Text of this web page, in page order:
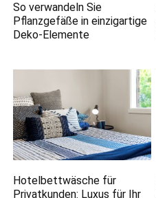
So verwandeln Sie
Pflanzgefäße in einzigartige
Deko-Elemente
Hotelbettwäsche für
Privatkunden: Luxus für Ihr